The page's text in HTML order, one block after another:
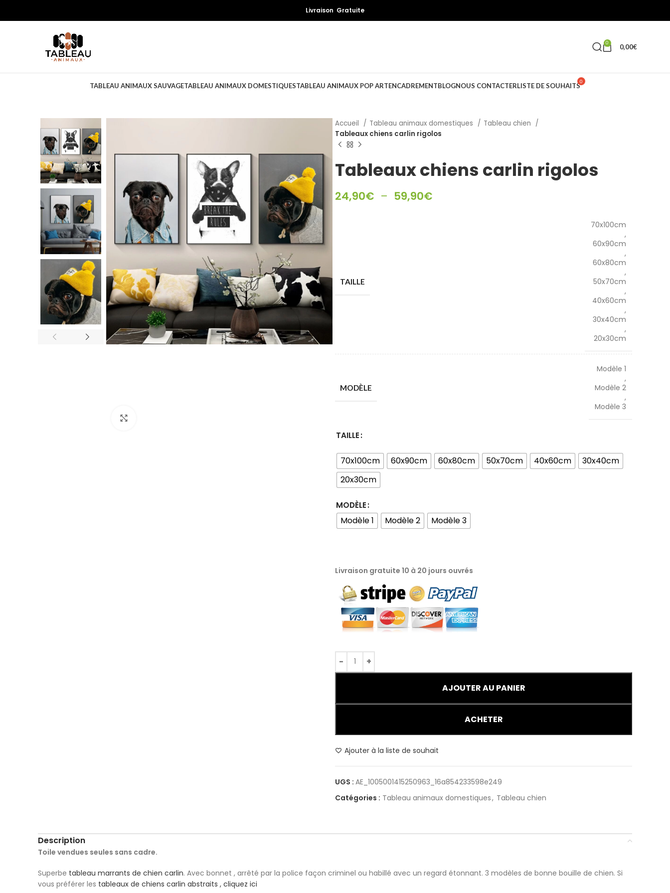
Livraison Gratuite
0 0,00€
TABLEAU ANIMAUX SAUVAGETABLEAU ANIMAUX DOMESTIQUESTABLEAU ANIMAUX POP ARTENCADREMENTBLOGNOUS CONTACTERLISTE DE SOUHAITS
Accueil Tableau animaux domestiques
Tableau chien
Tableaux chiens carlin rigolos
Tableaux chiens carlin rigolos
24,90€ – 59,90€
TAILLE
70x100cm
,
60x90cm
,
60x80cm
,
50x70cm
,
40x60cm
,
30x40cm
,
20x30cm
MODÈLE
Modèle 1
,
Modèle 2
,
Modèle 3
TAILLE
70x100cm 60x90cm 60x80cm 50x70cm 40x60cm
30x40cm
20x30cm
MODÈLE
Modèle 1 Modèle 2 Modèle 3
AJOUTER AU PANIER
ACHETER
Livraison gratuite 10 à 20 jours ouvrés
Ajouter à la liste de souhait
UGS : AE_1005001415250963_16a854233598e249
Catégories : Tableau animaux domestiques, Tableau chien
Description
Toile vendues seules sans cadre.
Superbe tableau marrants de chien carlin. Avec bonnet , arrêté par la police façon criminel ou habillé avec un regard étonnant. 3 modèles de bonne bouille de chien. Si
vous préférer les tableaux de chiens carlin abstraits , cliquez ici